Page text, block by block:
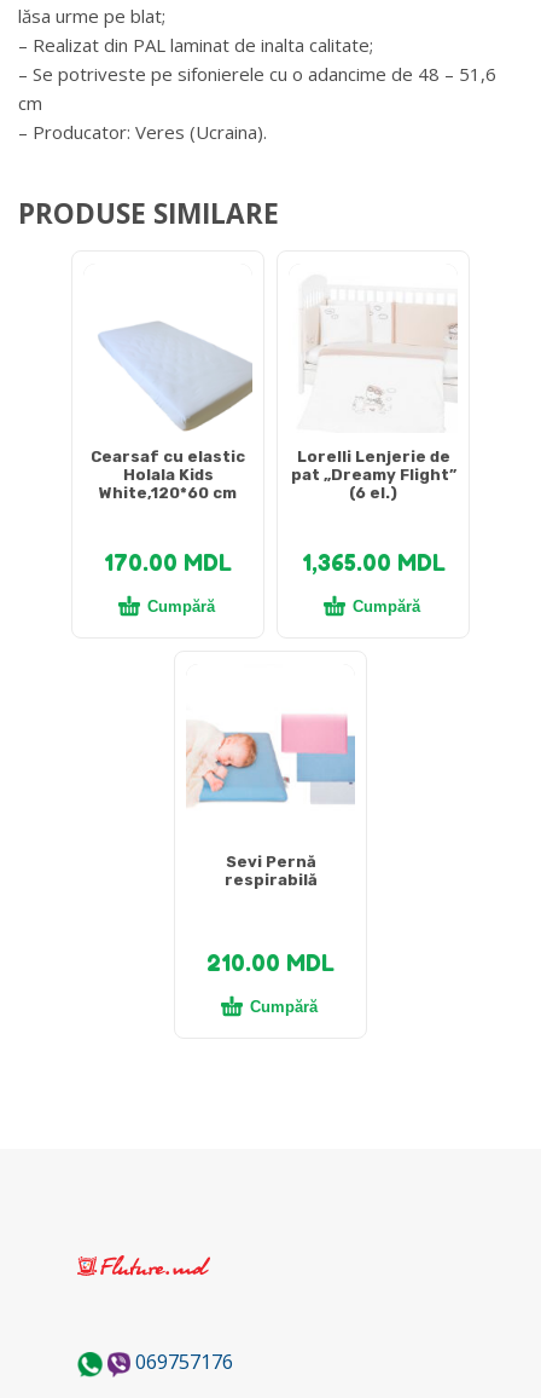
lăsa urme pe blat;
– Realizat din PAL laminat de inalta calitate;
– Se potriveste pe sifonierele cu o adancime de 48 – 51,6
cm
– Producator: Veres (Ucraina).
PRODUSE SIMILARE
Cearsaf cu elastic
Holala Kids
White,120*60 cm
170.00 MDL
Cumpără
Lorelli Lenjerie de
pat „Dreamy Flight”
(6 el.)
1,365.00 MDL
Cumpără
Sevi Pernă
respirabilă
210.00 MDL
Cumpără
069757176